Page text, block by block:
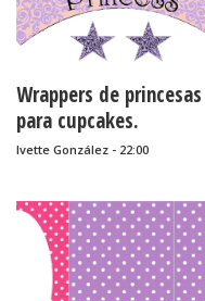
Wrappers de princesas
para cupcakes.
Ivette González - 22:00